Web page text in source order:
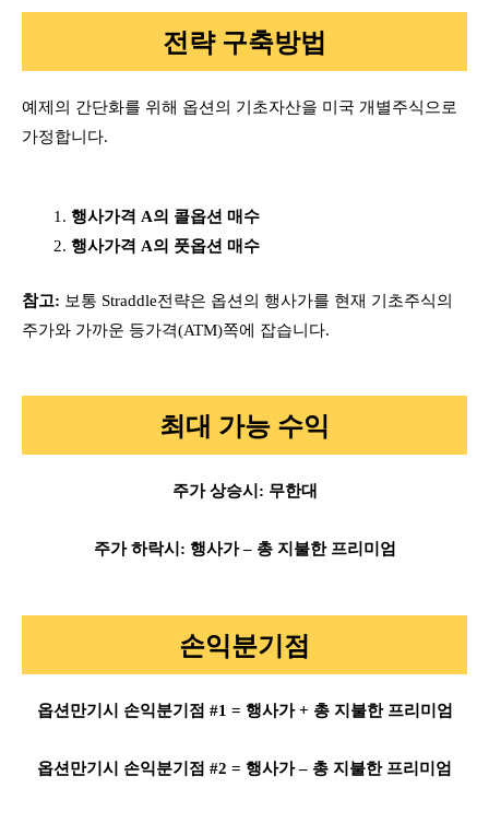
전략 구축방법
예제의 간단화를 위해 옵션의 기초자산을 미국 개별주식으로
가정합니다.
행사가격 A의 콜옵션 매수
행사가격 A의 풋옵션 매수
참고: 보통 Straddle전략은 옵션의 행사가를 현재 기초주식의
주가와 가까운 등가격(ATM)쪽에 잡습니다.
최대 가능 수익
주가 상승시: 무한대
주가 하락시: 행사가 – 총 지불한 프리미엄
손익분기점
옵션만기시 손익분기점 #1 = 행사가 + 총 지불한 프리미엄
옵션만기시 손익분기점 #2 = 행사가 – 총 지불한 프리미엄